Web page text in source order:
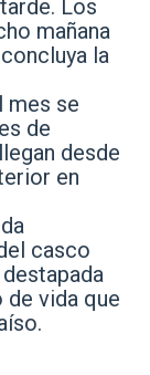
Los
mañana
la
mes se
de
desde
en
casco
de vida que